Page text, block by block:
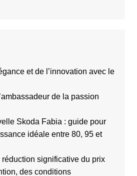
et de l’innovation avec le
de la passion
Skoda Fabia : guide pour
idéale entre 80, 95 et
significative du prix
des conditions